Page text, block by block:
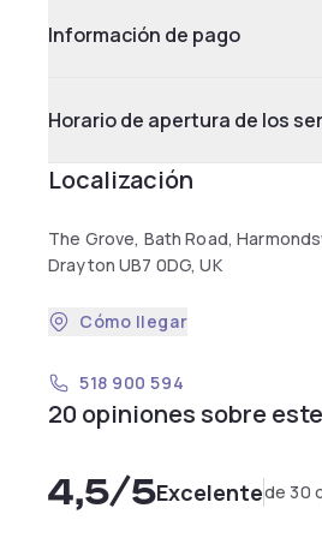
Información de pago
Horario de apertura de los
Localización
The Grove, Bath Road,
Drayton UB7 0DG, UK
Cómo llegar
518 900 594
20 opiniones sobre
4,5/5Excelentede 30